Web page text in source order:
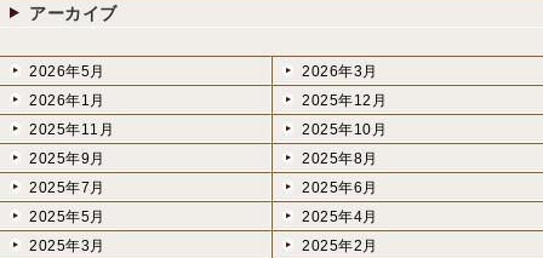
アーカイブ
2026年5月
2026年3月
2026年1月
2025年12月
2025年11月
2025年10月
2025年9月
2025年8月
2025年7月
2025年6月
2025年5月
2025年4月
2025年3月
2025年2月